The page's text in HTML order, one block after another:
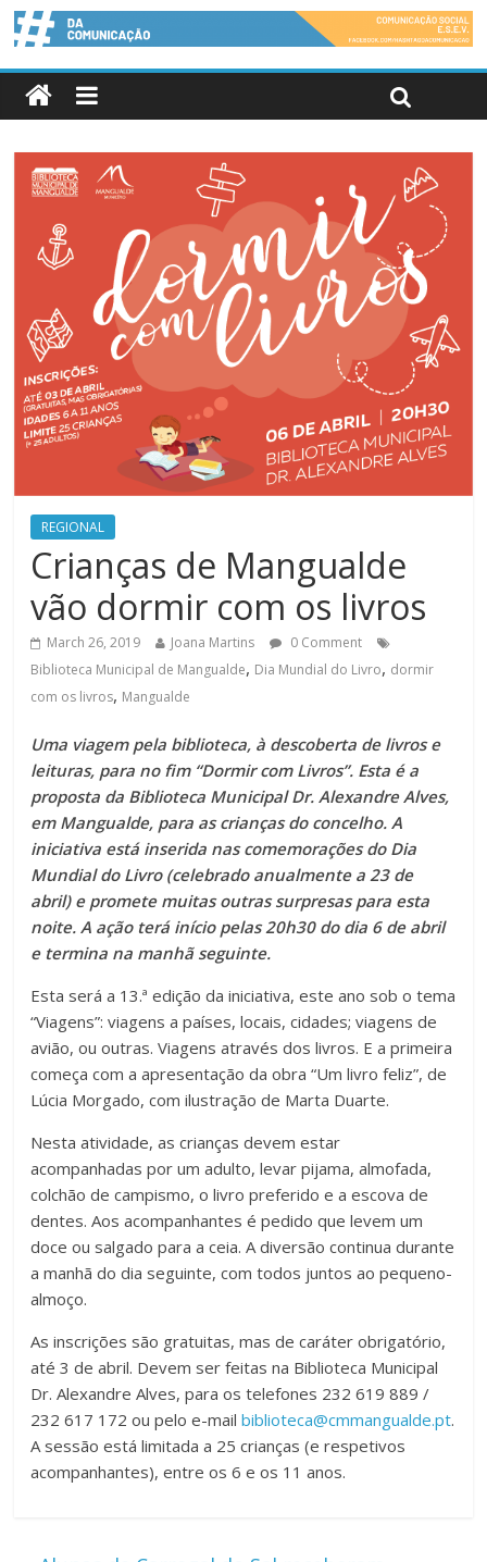
REGIONAL
Crianças de Mangualde
vão dormir com os livros
March 26, 2019 Joana Martins
0 Comment
Biblioteca Municipal de Mangualde, Dia Mundial do Livro, dormir
com os livros, Mangualde
Uma viagem pela biblioteca, à descoberta de livros e
leituras, para no fim “Dormir com Livros”. Esta é a
proposta da Biblioteca Municipal Dr. Alexandre Alves,
em Mangualde, para as crianças do concelho. A
iniciativa está inserida nas comemorações do Dia
Mundial do Livro (celebrado anualmente a 23 de
abril) e promete muitas outras surpresas para esta
noite. A ação terá início pelas 20h30 do dia 6 de abril
e termina na manhã seguinte.
Esta será a 13.ª edição da iniciativa, este ano sob o tema
“Viagens”: viagens a países, locais, cidades; viagens de
avião, ou outras. Viagens através dos livros. E a primeira
começa com a apresentação da obra “Um livro feliz”, de
Lúcia Morgado, com ilustração de Marta Duarte.
Nesta atividade, as crianças devem estar
acompanhadas por um adulto, levar pijama, almofada,
colchão de campismo, o livro preferido e a escova de
dentes. Aos acompanhantes é pedido que levem um
doce ou salgado para a ceia. A diversão continua durante
a manhã do dia seguinte, com todos juntos ao pequeno-
almoço.
As inscrições são gratuitas, mas de caráter obrigatório,
até 3 de abril. Devem ser feitas na Biblioteca Municipal
Dr. Alexandre Alves, para os telefones 232 619 889 /
232 617 172 ou pelo e-mailbiblioteca@cmmangualde.pt.
A sessão está limitada a 25 crianças (e respetivos
acompanhantes), entre os 6 e os 11 anos.